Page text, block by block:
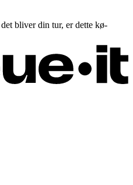
bliver din tur, er dette kø-